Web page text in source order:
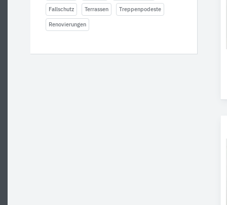
Fallschutz Terrassen Treppenpodeste
Renovierungen